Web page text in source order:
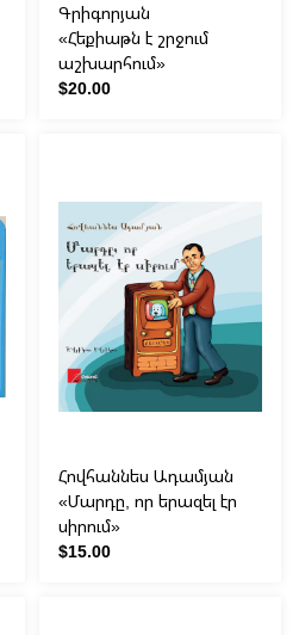
Գրիգորյան
«Հեքիաթն է շրջում
աշխարհում»
$20.00
Հովհաննես Ադամյան
«Մարդը, որ երազել էր
սիրում»
$15.00